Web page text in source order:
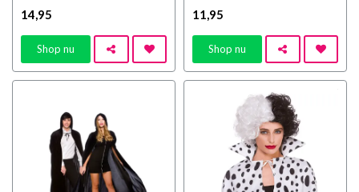
14 ,95
Shop nu
11 ,95
Shop nu